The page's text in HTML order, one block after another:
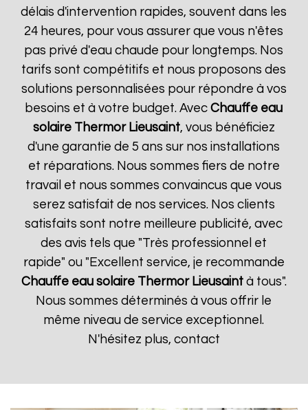
délais d'intervention rapides, souvent dans les
24 heures, pour vous assurer que vous n'êtes
pas privé d'eau chaude pour longtemps. Nos
tarifs sont compétitifs et nous proposons des
solutions personnalisées pour répondre à vos
besoins et à votre budget. AvecChauffe eau
solaire Thermor Lieusaint, vous bénéficiez
d'une garantie de 5 ans sur nos installations
et réparations. Nous sommes fiers de notre
travail et nous sommes convaincus que vous
serez satisfait de nos services. Nos clients
satisfaits sont notre meilleure publicité, avec
des avis tels que "Très professionnel et
rapide" ou "Excellent service, je recommande
Chauffe eau solaire Thermor Lieusaintà tous".
Nous sommes déterminés à vous offrir le
même niveau de service exceptionnel.
N'hésitez plus, contact